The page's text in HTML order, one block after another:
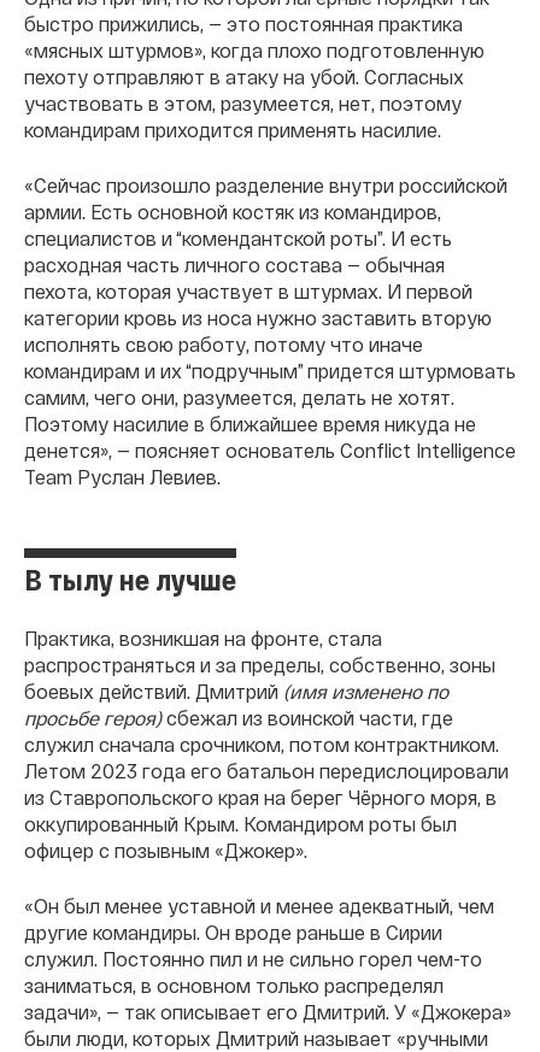
быстро прижились, — это постоянная практика
«мясных штурмов», когда плохо подготовленную
пехоту отправляют в атаку на убой. Согласных
участвовать в этом, разумеется, нет, поэтому
командирам приходится применять насилие.
«Сейчас произошло разделение внутри российской
армии. Есть основной костяк из командиров,
специалистов и “комендантской роты”. И есть
расходная часть личного состава — обычная
пехота, которая участвует в штурмах. И первой
категории кровь из носа нужно заставить вторую
исполнять свою работу, потому что иначе
командирам и их “подручным” придется штурмовать
самим, чего они, разумеется, делать не хотят.
Поэтому насилие в ближайшее время никуда не
денется», — поясняет основатель Conflict Intelligence
Team Руслан Левиев.
В тылу не лучше
Практика, возникшая на фронте, стала
распространяться и за пределы, собственно, зоны
боевых действий. Дмитрий (имя изменено по
просьбе героя)сбежал из воинской части, где
служил сначала срочником, потом контрактником.
Летом 2023 года его батальон передислоцировали
из Ставропольского края на берег Чёрного моря, в
оккупированный Крым. Командиром роты был
офицер с позывным «Джокер».
«Он был менее уставной и менее адекватный, чем
другие командиры. Он вроде раньше в Сирии
служил. Постоянно пил и не сильно горел чем-то
заниматься, в основном только распределял
задачи», — так описывает его Дмитрий. У «Джокера»
были люди, которых Дмитрий называет «ручными